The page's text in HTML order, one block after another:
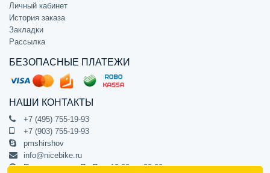
Личный кабинет
История заказа
Закладки
Рассылка
БЕЗОПАСНЫЕ ПЛАТЕЖИ
НАШИ КОНТАКТЫ
+7 (495) 755-19-93
+7 (903) 755-19-93
pmshirshov
info@nicebike.ru
Прием звонков Пн-Пт с 10:00 до 20:00